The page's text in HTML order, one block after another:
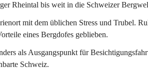
Rheintal bis weit in die Schweizer
mit dem üblichen Stress und Trubel.
eines Bergdofes geblieben.
als Ausgangspunkt für
Schweiz.